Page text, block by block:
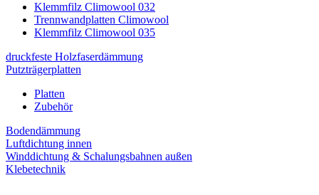
Klemmfilz Climowool 032
Trennwandplatten Climowool
Klemmfilz Climowool 035
druckfeste Holzfaserdämmung
Putzträgerplatten
Platten
Zubehör
Bodendämmung
Luftdichtung innen
Winddichtung & Schalungsbahnen außen
Klebetechnik